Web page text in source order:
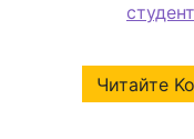
Читайте